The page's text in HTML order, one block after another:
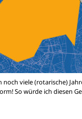
viele (rotarische)
So würde ich diesen